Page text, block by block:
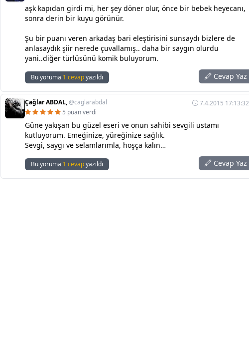
aşk kapıdan girdi mi, her şey döner olur, önce bir bebek heyecanı,
sonra derin bir kuyu görünür.
Şu bir puanı veren arkadaş bari eleştirisini sunsaydı bizlere de
anlasaydık şiir nerede çuvallamış.. daha bir saygın olurdu
yani..diğer türlüsünü komik buluyorum.
Bu yoruma 1 cevapyazıldı Cevap Yaz
Çağlar ABDAL,@caglarabdal
7.4.2015 17:13:32
5 puan verdi
Güne yakışan bu güzel eseri ve onun sahibi sevgili ustamı
kutluyorum. Emeğinize, yüreğinize sağlık.
Sevgi, saygı ve selamlarımla, hoşça kalın…
Bu yoruma 1 cevapyazıldı Cevap Yaz